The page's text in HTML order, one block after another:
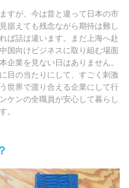
すが、今は昔と違って日本の市
据えても残念ながら期待は難し
ば話は違います。まだ上海へ赴
国向けビジネスに取り組む場面
業を見ない日はありません。
目の当たりにして、すごく刺激
世界で渡り合える企業にして行
ケンの全職員が安心して暮らし
。